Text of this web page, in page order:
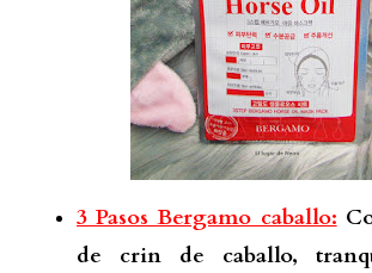
3 Pasos Bergamo caballo:
de crin de caballo,